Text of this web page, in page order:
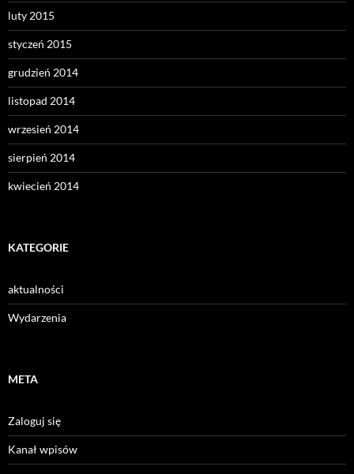
luty 2015
styczeń 2015
grudzień 2014
listopad 2014
wrzesień 2014
sierpień 2014
kwiecień 2014
KATEGORIE
aktualności
Wydarzenia
META
Zaloguj się
Kanał wpisów